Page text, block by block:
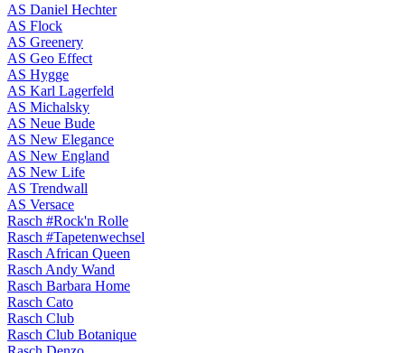
AS Daniel Hechter
AS Flock
AS Greenery
AS Geo Effect
AS Hygge
AS Karl Lagerfeld
AS Michalsky
AS Neue Bude
AS New Elegance
AS New England
AS New Life
AS Trendwall
AS Versace
Rasch #Rock'n Rolle
Rasch #Tapetenwechsel
Rasch African Queen
Rasch Andy Wand
Rasch Barbara Home
Rasch Cato
Rasch Club
Rasch Club Botanique